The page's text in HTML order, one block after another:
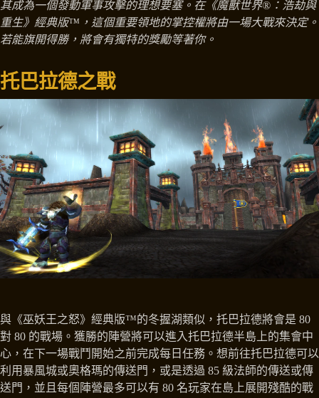
其成為一個發動軍事攻擊的理想要塞。在《魔獸世界®：浩劫與
重生》經典版™，這個重要領地的掌控權將由一場大戰來決定。
若能旗開得勝，將會有獨特的獎勵等著你。
托巴拉德之戰
與《巫妖王之怒》經典版™的冬握湖類似，托巴拉德將會是 80
對 80 的戰場。獲勝的陣營將可以進入托巴拉德半島上的集會中
心，在下一場戰鬥開始之前完成每日任務。想前往托巴拉德可以
利用暴風城或奧格瑪的傳送門，或是透過 85 級法師的傳送或傳
送門，並且每個陣營最多可以有 80 名玩家在島上展開殘酷的戰